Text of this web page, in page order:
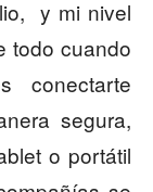
y mi nivel
todo cuando
conectarte
segura,
o portátil